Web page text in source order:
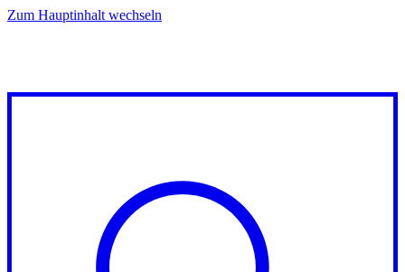
Zum Hauptinhalt wechseln